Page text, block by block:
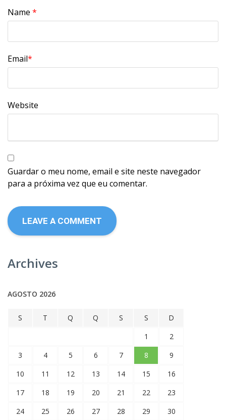
Name *
Email*
Website
Guardar o meu nome, email e site neste navegador
para a próxima vez que eu comentar.
Archives
AGOSTO 2026
S T Q Q S S
D
1
2
3
4 5 6 7 8
9
10
11 12 13 14 15
16
17
18 19 20 21 22
23
24
25 26 27 28 29
30